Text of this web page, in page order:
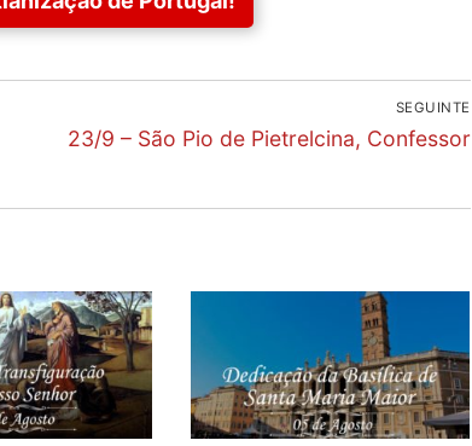
SEGUINTE
Next
23/9 – São Pio de Pietrelcina, Confessor